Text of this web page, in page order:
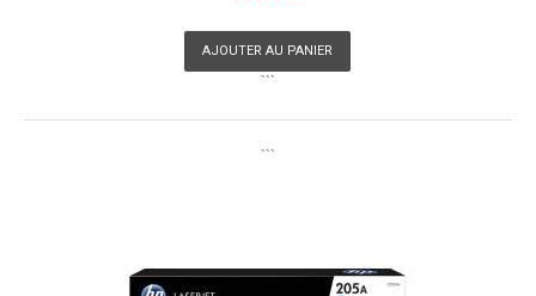
AJOUTER AU PANIER
```
```